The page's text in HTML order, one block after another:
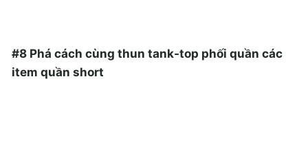
#8 Phá cách cùng thun tank-top phối quần các
item quần short